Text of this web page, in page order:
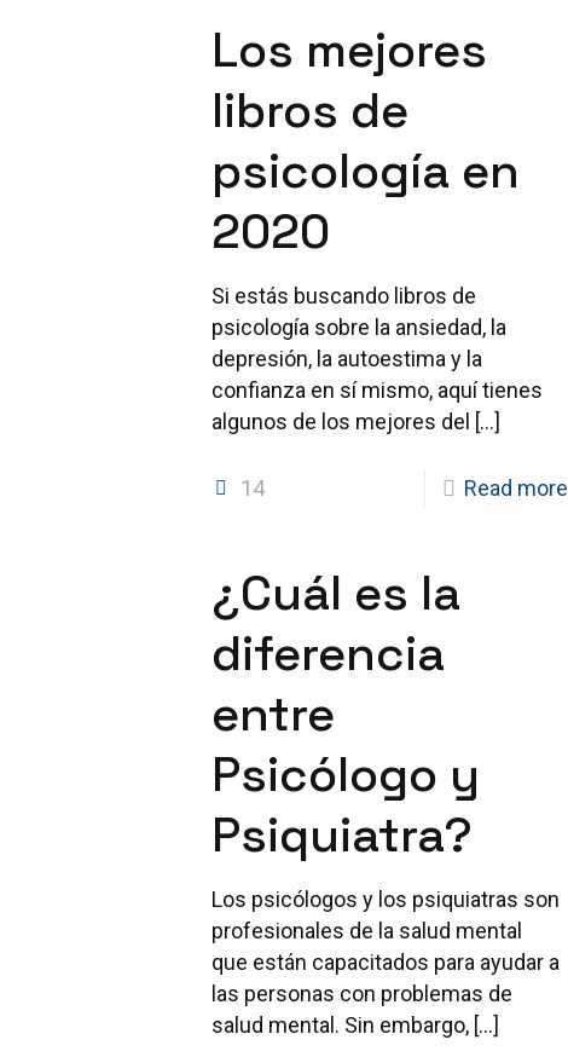
Los mejores
libros de
psicología en
2020
Si estás buscando libros de
psicología sobre la ansiedad, la
depresión, la autoestima y la
confianza en sí mismo, aquí tienes
algunos de los mejores del […]
14 Read more
¿Cuál es la
diferencia
entre
Psicólogo y
Psiquiatra?
Los psicólogos y los psiquiatras son
profesionales de la salud mental
que están capacitados para ayudar a
las personas con problemas de
salud mental. Sin embargo,[…]